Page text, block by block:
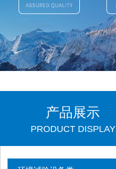
产品展示
PRODUCT DISPLAY